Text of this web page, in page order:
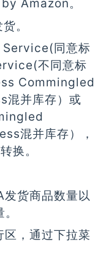
Amazon。
。
同意标
不同意标
Commingled
并库存）或
混并库存），
换。
货商品数量以
，通过下拉菜